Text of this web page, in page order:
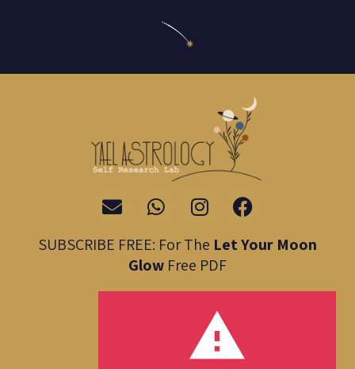
F
a
c
e
o
k
I
n
s
t
a
g
a
m
W
h
a
t
s
a
E
n
v
e
o
SUBSCRIBE FREE: For The Let Your Moon
Glow Free PDF